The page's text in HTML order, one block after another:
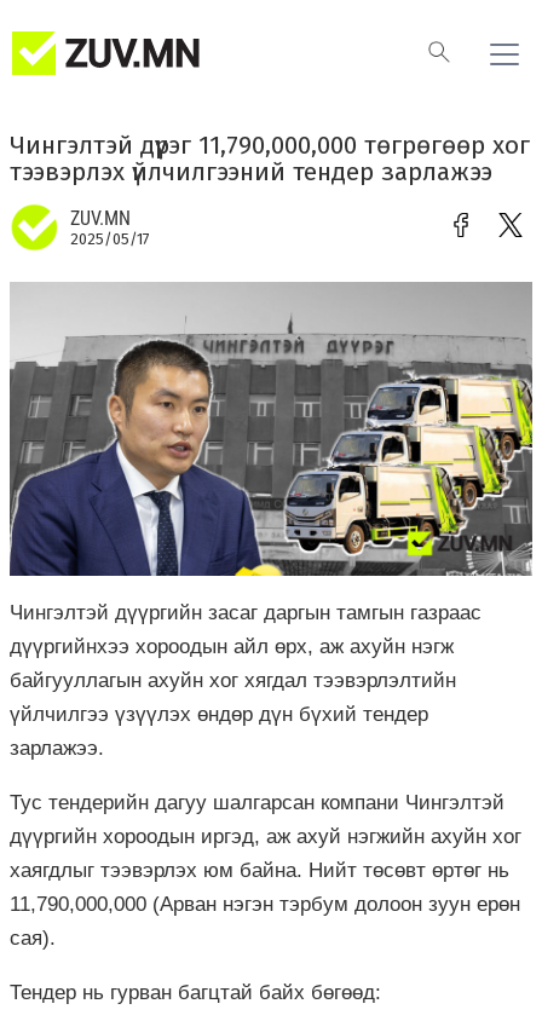
Чингэлтэй дүүрэг 11,790,000,000 төгрөгөөр хог
тээвэрлэх үйлчилгээний тендер зарлажээ
ZUV.MN
2025/05/17
Чингэлтэй дүүргийн засаг даргын тамгын газраас
дүүргийнхээ хороодын айл өрх, аж ахуйн нэгж
байгууллагын ахуйн хог хягдал тээвэрлэлтийн
үйлчилгээ үзүүлэх өндөр дүн бүхий тендер
зарлажээ.
Тус тендерийн дагуу шалгарсан компани Чингэлтэй
дүүргийн хороодын иргэд, аж ахуй нэгжийн ахуйн хог
хаягдлыг тээвэрлэх юм байна. Нийт төсөвт өртөг нь
11,790,000,000 (Арван нэгэн тэрбум долоон зуун ерөн
сая).
Тендер нь гурван багцтай байх бөгөөд: